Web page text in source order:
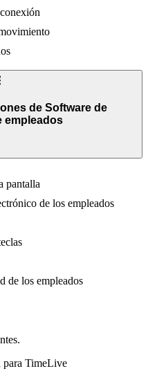
de Software de
empleados
pantalla
de los empleados
de los empleados
para TimeLive